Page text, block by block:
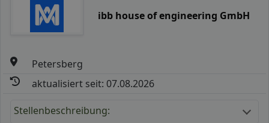
ibb house of engineering GmbH
Petersberg
aktualisiert seit: 07.08.2026
Stellenbeschreibung: